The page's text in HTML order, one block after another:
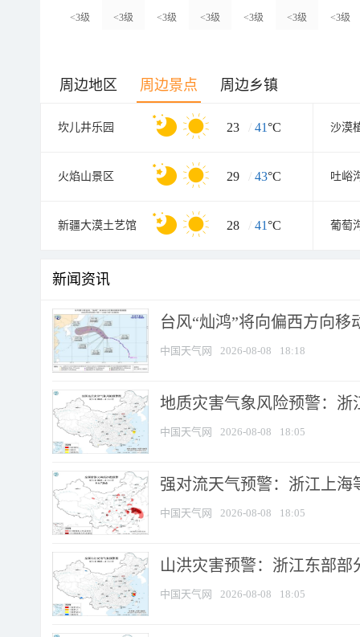
<3级 <3级 <3级 <3级 <3级 <3级 <3级
周边地区 周边景点 周边乡镇
坎儿井乐园 23 / 41°C 沙漠
火焰山景区 29 / 43°C 吐峪
新疆大漠土艺馆 28 / 41°C 葡萄
新闻资讯
台风“灿鸿”将向偏西方向移
中国天气网 2026-08-08 18:18
地质灾害气象风险预警：
中国天气网 2026-08-08 18:05
强对流天气预警：浙江上海
中国天气网 2026-08-08 18:05
山洪灾害预警：浙江东部
中国天气网 2026-08-08 18:05